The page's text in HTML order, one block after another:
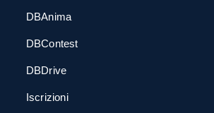
DBAnima
DBContest
DBDrive
Iscrizioni